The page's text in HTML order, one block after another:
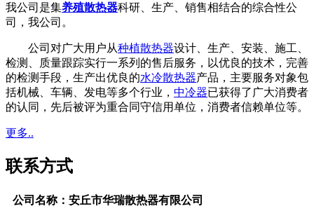
我公司是集养殖散热器科研、生产、销售相结合的综合性公
司，我公司。
公司对广大用户从种植散热器设计、生产、安装、施工、
检测、质量跟踪实行一系列的售后服务，以优良的技术，完善
的检测手段，生产出优良的水冷散热器产品，主要服务对象包
括机械、车辆、发电等多个行业， 中冷器已获得了广大消费者
的认同，先后被评为重合同守信用单位，消费者信赖单位等。
更多..
联系方式
公司名称：安丘市华瑞散热器有限公司